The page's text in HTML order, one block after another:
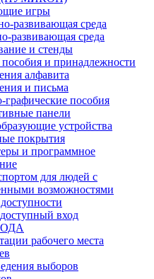
игры
развивающая среда
развивающая среда
и стенды
и принадлежности
алфавита
и письма
графические пособия
панели
устройства
покрытия
и программное
для людей с
возможностями
вход
ОДА
рабочего места
выборов